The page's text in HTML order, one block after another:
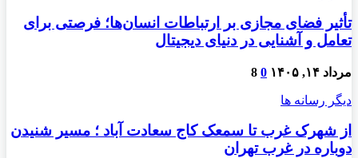
تأثیر فضای مجازی بر ارتباطات انسان‌ها؛ فرصتی برای
تعامل و آشنایی در دنیای دیجیتال
مرداد ۱۴, ۱۴۰۵ 0
8
دیگر رسانه ها
از شهرک غرب تا سمعک کاج سعادت آباد ؛ مسیر شنیدن
دوباره در غرب تهران